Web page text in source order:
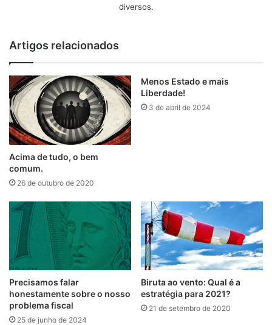
diversos.
Artigos relacionados
Acima de tudo, o bem
comum.
26 de outubro de 2020
Menos Estado e mais
Liberdade!
3 de abril de 2024
Precisamos falar
honestamente sobre o nosso
problema fiscal
25 de junho de 2024
Biruta ao vento: Qual é a
estratégia para 2021?
21 de setembro de 2020